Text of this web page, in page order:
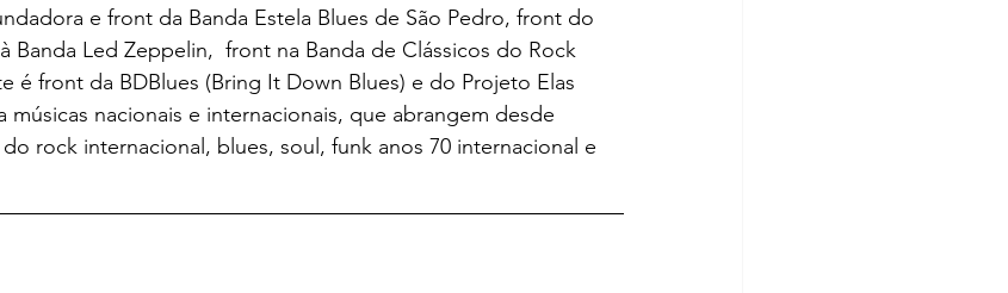
e front da Banda Estela Blues de São Pedro, front do
Led Zeppelin,  front na Banda de Clássicos do Rock
é front da BDBlues (Bring It Down Blues) e do Projeto Elas
músicas nacionais e internacionais, que abrangem desde
rock internacional, blues, soul, funk anos 70 internacional e